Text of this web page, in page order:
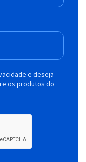
e deseja
os produtos do